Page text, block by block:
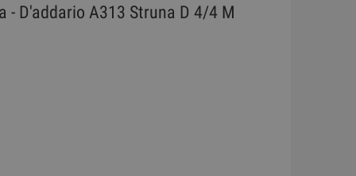
- D'addario A313 Struna D 4/4 M